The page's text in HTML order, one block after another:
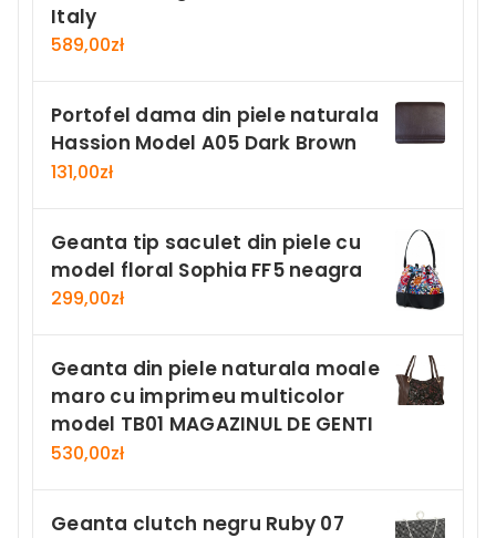
Italy
589,00zł
Portofel dama din piele naturala
Hassion Model A05 Dark Brown
131,00zł
Geanta tip saculet din piele cu
model floral Sophia FF5 neagra
299,00zł
Geanta din piele naturala moale
maro cu imprimeu multicolor
model TB01 MAGAZINUL DE GENTI
530,00zł
Geanta clutch negru Ruby 07